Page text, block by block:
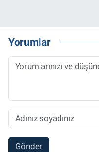
Yorumlar
Gönder